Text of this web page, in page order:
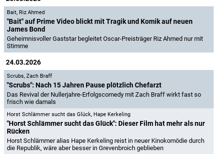
Bait, Riz Ahmed
"Bait" auf Prime Video blickt mit Tragik und Komik auf neuen
James Bond
Geheimnisvoller Gaststar begleitet Oscar-Preisträger Riz Ahmed nur mit
Stimme
24.03.2026
Scrubs, Zach Braff
"Scrubs": Nach 15 Jahren Pause plötzlich Chefarzt
Das Revival der Nullerjahre-Erfolgscomedy mit Zach Braff wirkt fast so
frisch wie damals
Horst Schlämmer sucht das Glück, Hape Kerkeling
"Horst Schlämmer sucht das Glück": Dieser Film hat mehr als nur
Rücken
Horst Schlämmer alias Hape Kerkeling reist in neuer Kinokomödie durch
die Republik, wäre aber besser in Grevenbroich geblieben